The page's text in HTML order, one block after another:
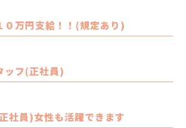
０万円支給！！(規定あり)
ッフ(正社員)
社員)女性も活躍できます